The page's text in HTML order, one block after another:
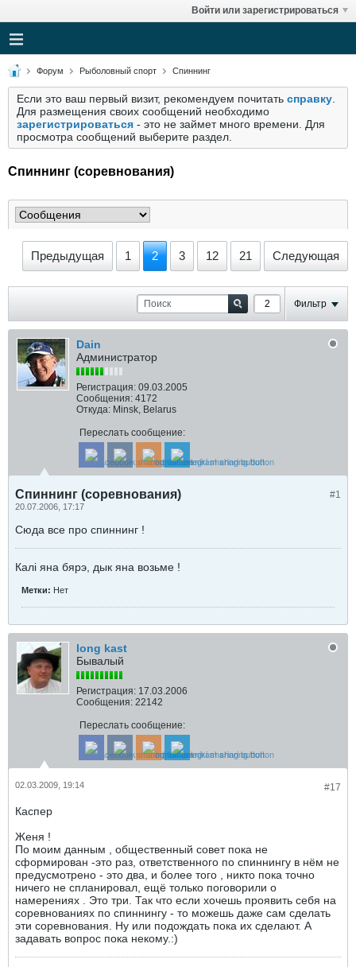
Войти или зарегистрироваться
Форум Рыболовный спорт Спиннинг
Если это ваш первый визит, рекомендуем почитать справку
Для размещения своих сообщений необходимо
зарегистрироваться - это не займет много времени. Для
просмотра сообщений выберите раздел.
Спиннинг (соревнования)
Предыдущая 1 2 3 12 21 Следующая
Фильтр
Dain
Администратор
Регистрация: 09.03.2005
Сообщения: 4172
Откуда: Minsk, Belarus
Переслать сообщение:
#1
Спиннинг (соревнования)
20.07.2006, 17:17
Сюда все про спиннинг !
Калi яна бярэ, дык яна возьме !
Метки: Нет
long kast
Бывалый
Регистрация: 17.03.2006
Сообщения: 22142
Переслать сообщение:
#17
02.03.2009, 19:14
Каспер
Женя !
По моим данным , общественный совет пока не
сформирован -это раз, ответственного по спиннингу в нём не
предусмотрено - это два, и более того , никто пока точно
ничего не спланировал, ещё только поговорили о
намерениях . Это три. Так что если хочешь проявить себя на
соревнованиях по спиннингу - то можешь даже сам сделать
эти соревнования. Ну или подождать пока их сделают. А
задавать вопрос пока некому.:)